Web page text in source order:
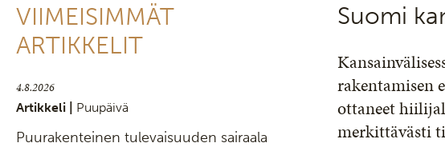
VIIMEISIMMÄT
ARTIKKELIT
4.8.2026
Artikkeli | Puupäivä
Puurakenteinen tulevaisuuden sairaala
Suomi
rakentamisen
ottaneet
merkittävästi